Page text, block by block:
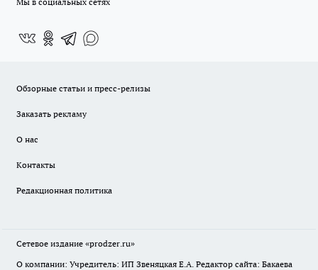
Обзорные статьи и пресс-релизы
Заказать рекламу
О нас
Контакты
Редакционная политика
Сетевое издание «prodzer.ru»
О компании: Учредитель: ИП Звеняцкая Е.А. Редактор сайта: Бакаева